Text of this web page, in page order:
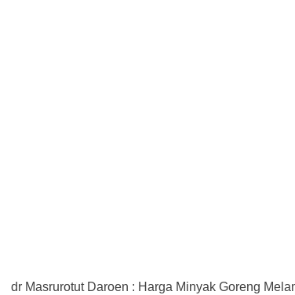
dr Masrurotut Daroen : Harga Minyak Goreng